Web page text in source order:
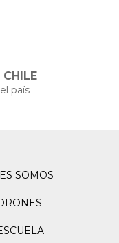
CHILE
país
SOMOS